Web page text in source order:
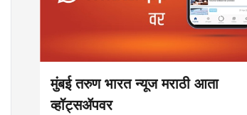
मुंबई तरुण भारत न्यूज मराठी आता
व्हॉट्सॲपवर